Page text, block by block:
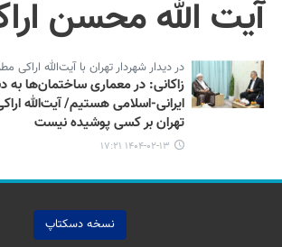
آیت الله محسن
در دیدار شهردار تهران با آیت‌الله اراکی
زاکانی: در معماری ساختمان‌ها به
ایرانی-اسلامی هستیم/ آیت‌الله
تهران بر کسی پوشیده نیست
۱۴۰۴-۰۲-۱۳ ۱۷:۲۱
نسخه دسکتاپ